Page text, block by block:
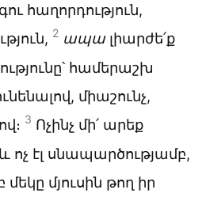
հաղորդություն,
2 ապալիարժե՛ք
համերաշխ
միաշունչ,
3 Ոչինչ մի՛ արեք
ոչ էլ սնապարծությամբ,
մյուսին թող իր